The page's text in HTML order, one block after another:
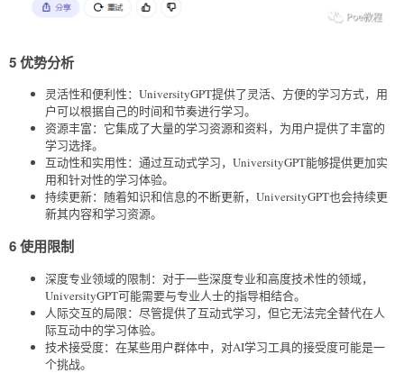
5 优势分析
灵活性和便利性：UniversityGPT提供了灵活、方便的学习方式，用
户可以根据自己的时间和节奏进行学习。
资源丰富：它集成了大量的学习资源和资料，为用户提供了丰富的
学习选择。
互动性和实用性：通过互动式学习，UniversityGPT能够提供更加实
用和针对性的学习体验。
持续更新：随着知识和信息的不断更新，UniversityGPT也会持续更
新其内容和学习资源。
6 使用限制
深度专业领域的限制：对于一些深度专业和高度技术性的领域，
UniversityGPT可能需要与专业人士的指导相结合。
人际交互的局限：尽管提供了互动式学习，但它无法完全替代在人
际互动中的学习体验。
技术接受度：在某些用户群体中，对AI学习工具的接受度可能是一
个挑战。